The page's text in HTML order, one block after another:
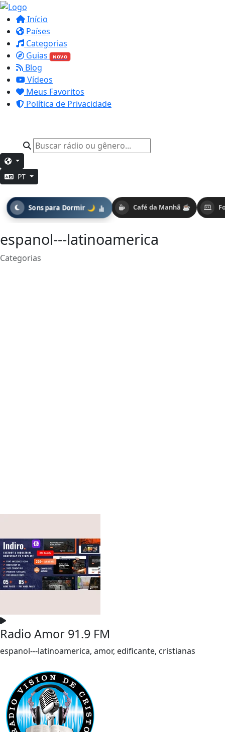
Início
Países
Categorias
Guias
NOVO
Blog
Vídeos
Meus Favoritos
Política de Privacidade
PT
Café da Manhã ☕
Sons para Dormir 🌙
espanol---latinoamerica
Categorias
Radio Amor 91.9 FM
espanol---latinoamerica, amor, edificante, cristianas